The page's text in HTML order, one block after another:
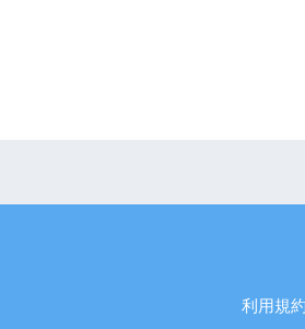
利用規約